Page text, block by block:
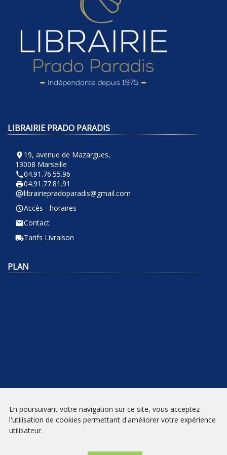
LIBRAIRIE PRADO PARADIS
room 19, avenue de Mazargues,
13008 Marseille
phone04.91.76.55.96
local_printshop04.91.77.81.91
alternate_emaillibrairiepradoparadis@gmail.com
query_builderAccès - horaires
emailContact
local_shippingTarifs Livraison
PLAN
NEWSLETTER
En poursuivant votre navigation sur ce site, vous acceptez
l'utilisation de cookies permettant d'améliorer votre expérience
utilisateur.